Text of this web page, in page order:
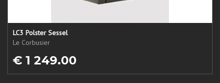
LC3 Polster Sessel
Le Corbusier
€ 1 249.00